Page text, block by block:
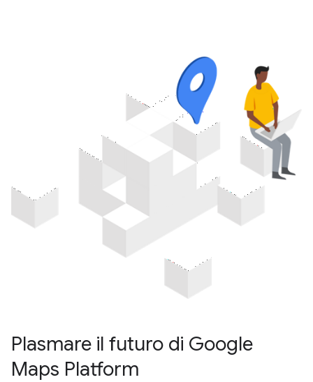
Plasmare il futuro di Google
Maps Platform